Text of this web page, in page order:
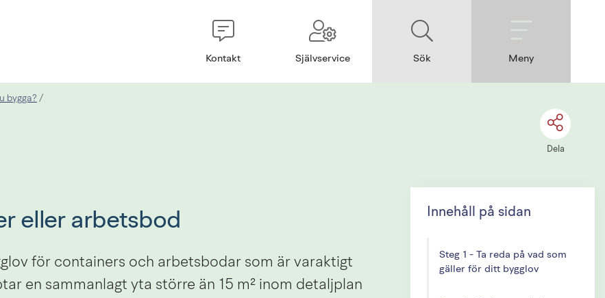
Kontakt Självservice Sök Meny
bygga? /
Dela
eller arbetsbod
för containers och arbetsbodar som är varaktigt
en sammanlagt yta större än 15 m² inom detaljplan
Innehåll på sidan
Steg 1 - Ta reda på vad som
gäller för ditt bygglov